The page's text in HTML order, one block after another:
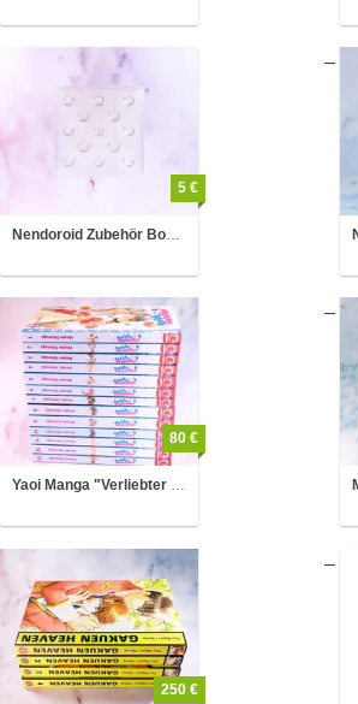
Nendoroid Zubehör Bodenplatte
5 €
Yaoi Manga "Verliebter Tyrann" Bd 1-13 & "Küss mich Student" 1-4
80 €
250 €